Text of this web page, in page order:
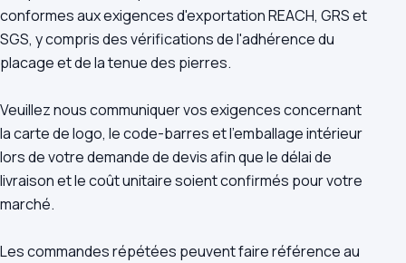
conformes aux exigences d'exportation REACH, GRS et
SGS, y compris des vérifications de l'adhérence du
placage et de la tenue des pierres.
Veuillez nous communiquer vos exigences concernant
la carte de logo, le code-barres et l'emballage intérieur
lors de votre demande de devis afin que le délai de
livraison et le coût unitaire soient confirmés pour votre
marché.
Les commandes répétées peuvent faire référence au